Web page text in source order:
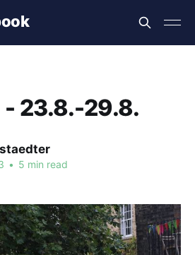
- 23.8.-29.8.
• 5 min read